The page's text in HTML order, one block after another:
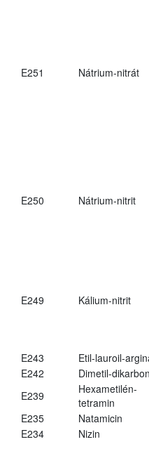
E251 Nátrium-nitrát
E250 Nátrium-nitrit
E249 Kálium-nitrit
E243
Etil-lauroil-
E242
Dimetil-
E239
Hexametilén-
tetramin
E235
Natamicin
E234
Nizin